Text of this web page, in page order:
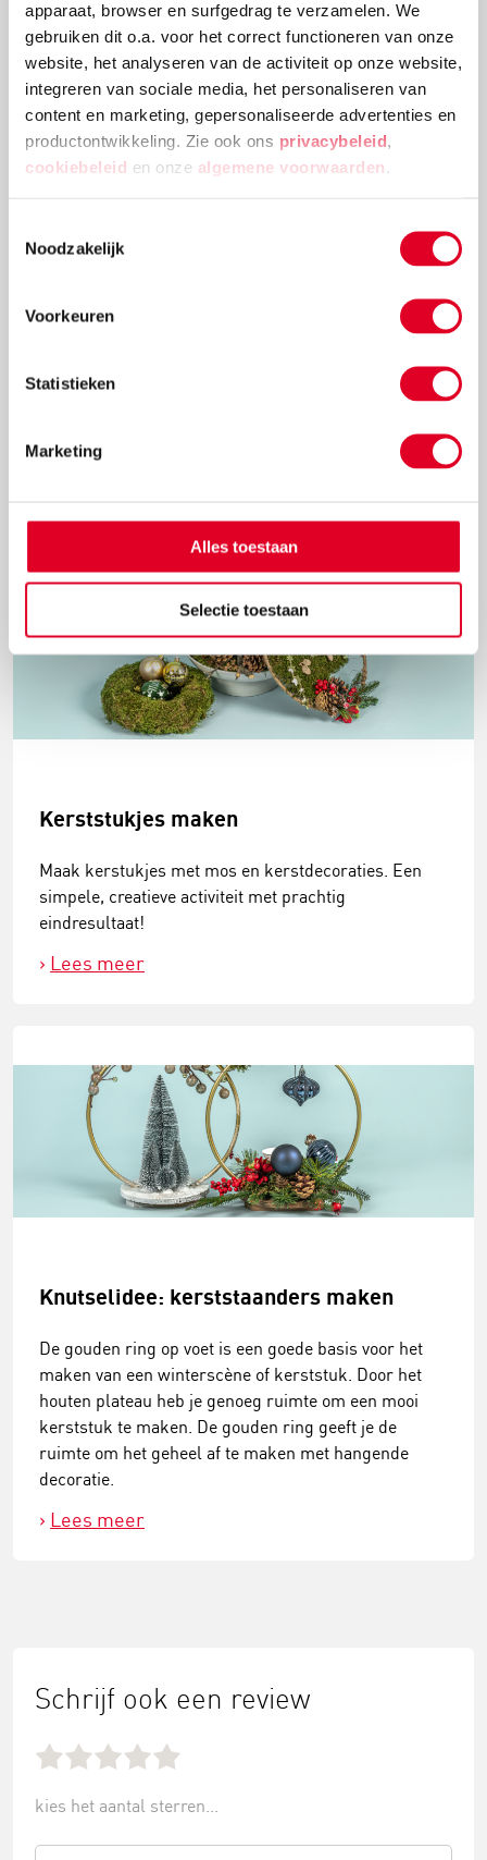
apparaat, browser en surfgedrag te verzamelen. We
gebruiken dit o.a. voor het correct functioneren van onze
website, het analyseren van de activiteit op onze website,
integreren van sociale media, het personaliseren van
content en marketing, gepersonaliseerde advertenties en
productontwikkeling. Zie ook ons privacybeleid,
cookiebeleid en onze algemene voorwaarden .
Noodzakelijk
Voorkeuren
Statistieken
Marketing
Alles toestaan
Selectie toestaan
Lees meer
Knutselidee: kersthanger met ballen
kerstballen in de vorm van een kerstboom op.
Kerststukjes maken
Maak kerstukjes met mos en kerstdecoraties. Een
simpele, creatieve activiteit met prachtig
eindresultaat!
Lees meer
Knutselidee: kerststaanders maken
De gouden ring op voet is een goede basis voor het
maken van een winterscène of kerststuk. Door het
houten plateau heb je genoeg ruimte om een mooi
kerststuk te maken. De gouden ring geeft je de
ruimte om het geheel af te maken met hangende
decoratie.
Lees meer
Schrijf ook een review
kies het aantal sterren...